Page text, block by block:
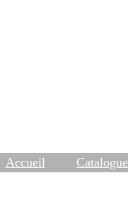
Accueil Catalogue